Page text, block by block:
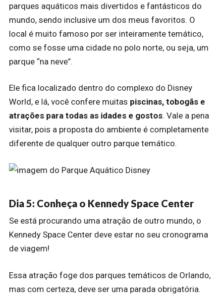
parques aquáticos mais divertidos e fantásticos do
mundo, sendo inclusive um dos meus favoritos. O
local é muito famoso por ser inteiramente temático,
como se fosse uma cidade no polo norte, ou seja, um
parque “na neve”.
Ele fica localizado dentro do complexo do Disney
World, e lá, você confere muitas piscinas, tobogãs e
atrações para todas as idades e gostos. Vale a pena
visitar, pois a proposta do ambiente é completamente
diferente de qualquer outro parque temático.
Dia 5: Conheça o Kennedy Space Center
Se está procurando uma atração de outro mundo, o
Kennedy Space Center deve estar no seu cronograma
de viagem!
Essa atração foge dos parques temáticos de Orlando,
mas com certeza, deve ser uma parada obrigatória.